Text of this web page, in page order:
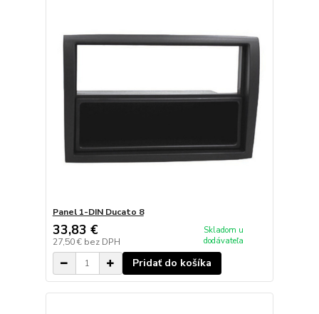
Panel 1-DIN Ducato 8
33,83 €
27,50 € bez DPH
Skladom u
dodávateľa
Pridať do košíka